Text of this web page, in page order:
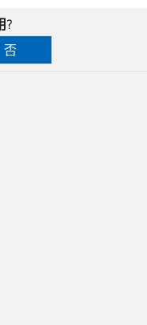
?
否